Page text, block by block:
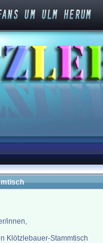
innen,
Klötzlebauer-Stammtisch